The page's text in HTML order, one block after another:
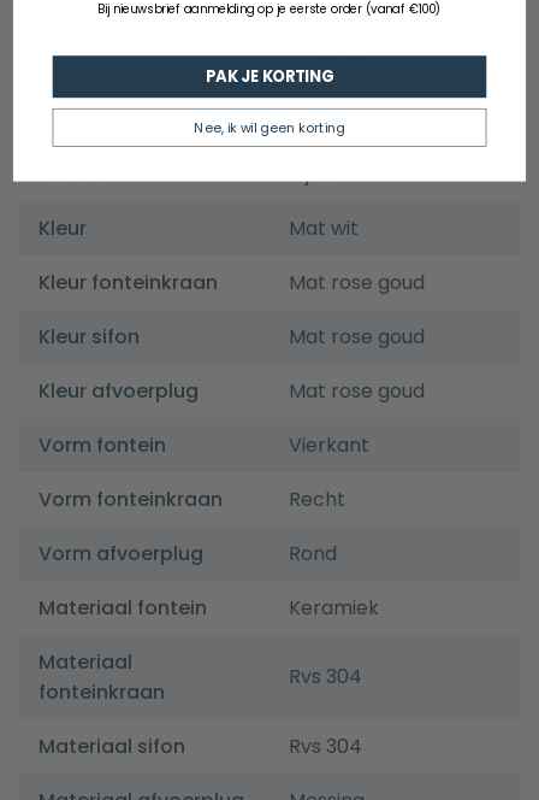
8720701502338
Artikelnummer
GGFS68
Guido Gusto
Garantie
5 jaar
Kleur
Mat wit
Kleur fonteinkraan
Mat rose goud
Kleur sifon
Mat rose goud
Kleur afvoerplug
Mat rose goud
Vorm fontein
Vierkant
Vorm fonteinkraan
Recht
Vorm afvoerplug
Rond
Materiaal fontein
Keramiek
Materiaal
fonteinkraan
Rvs 304
Materiaal sifon
Rvs 304
Bij nieuwsbrief aanmelding op je eerste order (vanaf €100)
PAK JE KORTING
Nee, ik wil geen korting